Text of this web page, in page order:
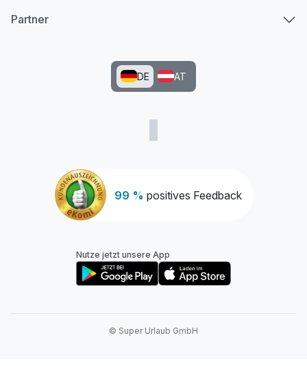
99 % positives Feedback
Partner
DE AT
Nutze jetzt unsere App
© Super Urlaub GmbH